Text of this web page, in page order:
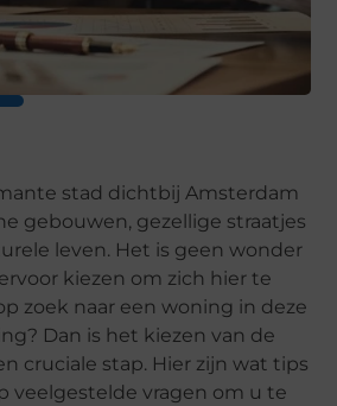
stad dichtbij Amsterdam
gebouwen, gezellige straatjes
leven. Het is geen wonder
kiezen om zich hier te
zoek naar een woning in deze
Dan is het kiezen van de
cruciale stap. Hier zijn wat tips
veelgestelde vragen om u te